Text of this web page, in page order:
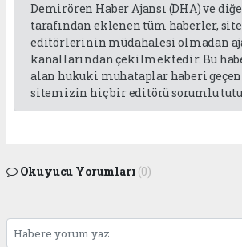
Demirören Haber Ajansı (DHA) ve
tarafından eklenen tüm haberler,
editörlerinin müdahalesi olmadan
kanallarından çekilmektedir. Bu
alan hukuki muhataplar haberi
sitemizin hiç bir editörü sorumlu
Okuyucu Yorumları (0)